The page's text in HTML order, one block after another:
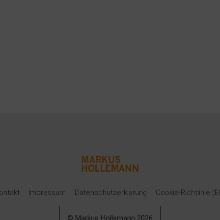
Impressum Datenschutzerklärung Cookie-Richtlinie
© Markus Hollemann 2026